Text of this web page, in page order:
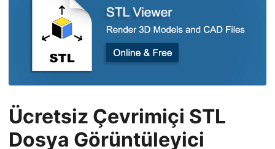
Ücretsiz Çevrimiçi STL
Dosya Görüntüleyici